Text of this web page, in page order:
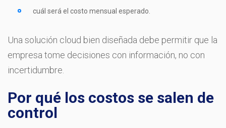
cuál será el costo mensual esperado.
Una solución cloud bien diseñada debe permitir que la
empresa tome decisiones con información, no con
incertidumbre.
Por qué los costos se salen de
control